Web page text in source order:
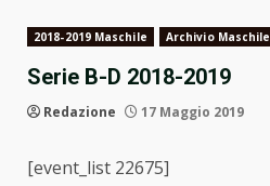
2018-2019 Maschile Archivio Maschile
Serie B-D 2018-2019
Redazione 17 Maggio 2019
[event_list 22675]